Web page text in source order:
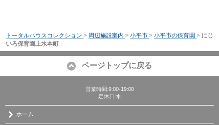
トータルハウスコレクション > 周辺施設案内 > 小平市 > 小平市の保育園 > にじ
いろ保育園上水本町
ページトップに戻る
営業時間:9:00-19:00
定休日:水
ホーム